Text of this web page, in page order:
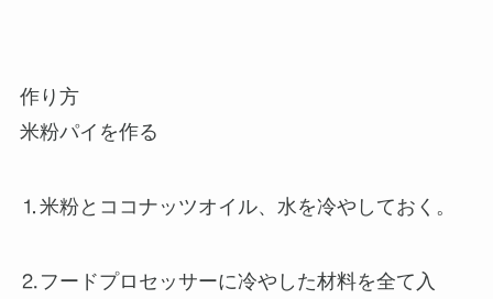
作り方
米粉パイを作る
⒈米粉とココナッツオイル、水を冷やしておく。
⒉フードプロセッサーに冷やした材料を全て入